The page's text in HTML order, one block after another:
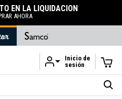
Ir al contenido principal
EN LA LIQUIDACIÓN
AHORA
Inicio de
sesión